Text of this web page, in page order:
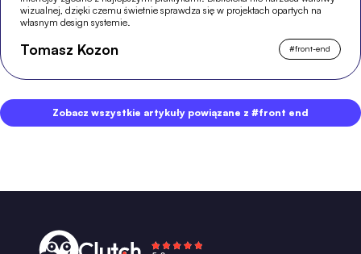
wizualnej, dzięki czemu świetnie sprawdza się w projektach opartych na
własnym design systemie.
Tomasz Kozon #front-end
Zobacz wszystkie artykuły powiązane z #front end